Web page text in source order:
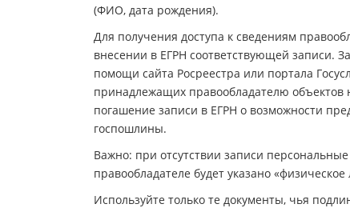
(ФИО, дата рождения).
Для получения доступа к сведениям
внесении в ЕГРН соответствующей записи.
помощи сайта Росреестра или портала
принадлежащих правообладателю
погашение записи в ЕГРН о возможности
госпошлины.
Важно: при отсутствии записи
правообладателе будет указано «физическое
Используйте только те документы, чья